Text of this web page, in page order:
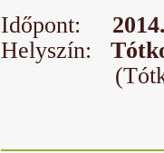
Időpont:
Helyszín: